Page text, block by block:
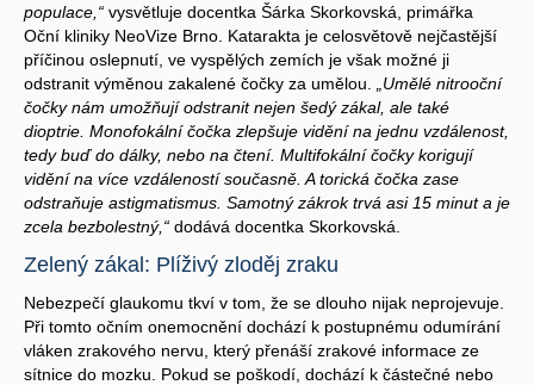
populace,“ vysvětluje docentka Šárka Skorkovská, primářka
Oční kliniky NeoVize Brno. Katarakta je celosvětově nejčastější
příčinou oslepnutí, ve vyspělých zemích je však možné ji
odstranit výměnou zakalené čočky za umělou.
„Umělé nitrooční
čočky nám umožňují odstranit nejen šedý zákal, ale také
dioptrie. Monofokální čočka zlepšuje vidění na jednu vzdálenost,
tedy buď do dálky, nebo na čtení. Multifokální čočky korigují
vidění na více vzdáleností současně. A torická čočka zase
odstraňuje astigmatismus. Samotný zákrok trvá asi 15 minut a je
zcela bezbolestný,“ dodává docentka Skorkovská.
Zelený zákal: Plíživý zloděj zraku
Nebezpečí glaukomu tkví v tom, že se dlouho nijak neprojevuje.
Při tomto očním onemocnění dochází k postupnému odumírání
vláken zrakového nervu, který přenáší zrakové informace ze
sítnice do mozku. Pokud se poškodí, dochází k částečné nebo